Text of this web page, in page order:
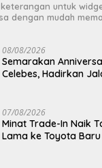
untuk
dengan mudah
08/08/2026
Semarakan
Celebes, Hadirkan
07/08/2026
Minat Trade-In Naik
Lama ke Toyota